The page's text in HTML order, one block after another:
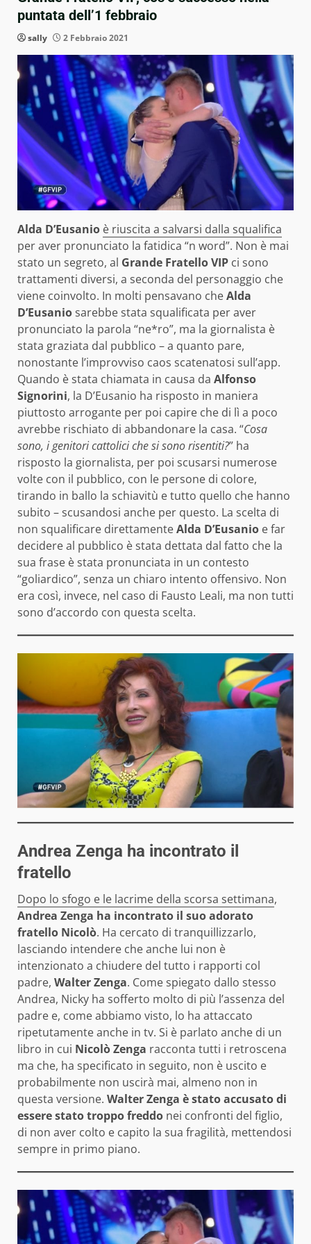
puntata dell’1 febbraio
sally 2 Febbraio 2021
Alda D’Eusanio è riuscita a salvarsi dalla squalifica
per aver pronunciato la fatidica “n word”. Non è mai
stato un segreto, al Grande Fratello VIP ci sono
trattamenti diversi, a seconda del personaggio che
viene coinvolto. In molti pensavano cheAlda
D’Eusaniosarebbe stata squalificata per aver
pronunciato la parola “ne*ro”, ma la giornalista è
stata graziata dal pubblico – a quanto pare,
nonostante l’improvviso caos scatenatosi sull’app.
Quando è stata chiamata in causa da Alfonso
Signorini, la D’Eusanio ha risposto in maniera
piuttosto arrogante per poi capire che di lì a poco
avrebbe rischiato di abbandonare la casa. “Cosa
sono, i genitori cattolici che si sono risentiti?” ha
risposto la giornalista, per poi scusarsi numerose
volte con il pubblico, con le persone di colore,
tirando in ballo la schiavitù e tutto quello che hanno
subito – scusandosi anche per questo. La scelta di
non squalificare direttamenteAlda D’Eusanio e far
decidere al pubblico è stata dettata dal fatto che la
sua frase è stata pronunciata in un contesto
“goliardico”, senza un chiaro intento offensivo. Non
era così, invece, nel caso di Fausto Leali, ma non tutti
sono d’accordo con questa scelta.
Andrea Zenga ha incontrato il
fratello
Dopo lo sfogo e le lacrime della scorsa settimana,
Andrea Zenga ha incontrato il suo adorato
fratello Nicolò. Ha cercato di tranquillizzarlo,
lasciando intendere che anche lui non è
intenzionato a chiudere del tutto i rapporti col
padre, Walter Zenga. Come spiegato dallo stesso
Andrea, Nicky ha sofferto molto di più l’assenza del
padre e, come abbiamo visto, lo ha attaccato
ripetutamente anche in tv. Si è parlato anche di un
libro in cui Nicolò Zenga racconta tutti i retroscena
ma che, ha specificato in seguito, non è uscito e
probabilmente non uscirà mai, almeno non in
questa versione. Walter Zenga è stato accusato di
essere stato troppo freddo nei confronti del figlio,
di non aver colto e capito la sua fragilità, mettendosi
sempre in primo piano.